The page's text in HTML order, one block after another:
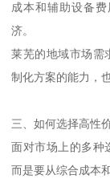
成本和辅助设备
济。
莱芜的地域市场需
制化方案的能力，
三、如何选择高性
面对市场上的多种
而是要从综合成本